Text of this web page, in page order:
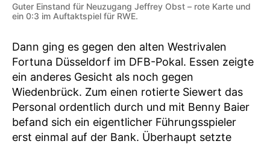
Guter Einstand für Neuzugang Jeffrey Obst – rote Karte und
ein 0:3 im Auftaktspiel für RWE.
Dann ging es gegen den alten Westrivalen
Fortuna Düsseldorf im DFB-Pokal. Essen zeigte
ein anderes Gesicht als noch gegen
Wiedenbrück. Zum einen rotierte Siewert das
Personal ordentlich durch und mit Benny Baier
befand sich ein eigentlicher Führungsspieler
erst einmal auf der Bank. Überhaupt setzte